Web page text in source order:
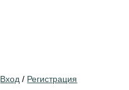
Вход / Регистрация